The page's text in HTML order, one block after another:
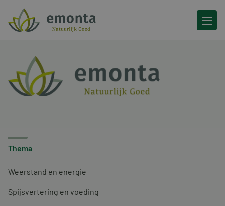
Ga naar de inhoud
Thema
Weerstand en energie
Spijsvertering en voeding